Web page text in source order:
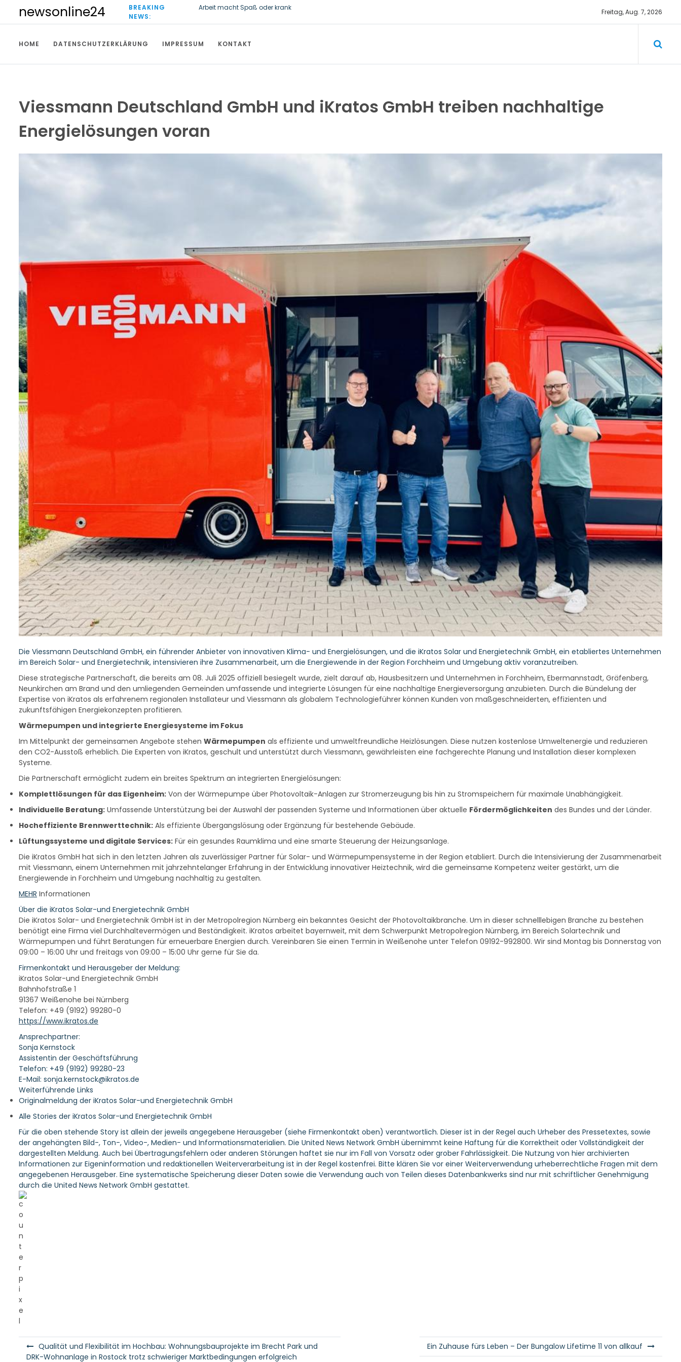
i
newsonline24
BREAKING
NEWS:
Arbeit macht Spaß oder krank
Freiburg
Freitag, Aug. 7, 2026
HOME DATENSCHUTZERKLÄRUNG IMPRESSUM KONTAKT
Viessmann Deutschland GmbH und iKratos GmbH treiben nachhaltige
Energielösungen voran
Die Viessmann Deutschland GmbH, ein führender Anbieter von innovativen Klima- und Energielösungen, und die iKratos Solar und Energietechnik GmbH, ein etabliertes Unternehmen
im Bereich Solar- und Energietechnik, intensivieren ihre Zusammenarbeit, um die Energiewende in der Region Forchheim und Umgebung aktiv voranzutreiben.
Diese strategische Partnerschaft, die bereits am 08. Juli 2025 offiziell besiegelt wurde, zielt darauf ab, Hausbesitzern und Unternehmen in Forchheim, Ebermannstadt, Gräfenberg,
Neunkirchen am Brand und den umliegenden Gemeinden umfassende und integrierte Lösungen für eine nachhaltige Energieversorgung anzubieten. Durch die Bündelung der
Expertise von iKratos als erfahrenem regionalen Installateur und Viessmann als globalem Technologieführer können Kunden von maßgeschneiderten, effizienten und
zukunftsfähigen Energiekonzepten profitieren.
Wärmepumpen und integrierte Energiesysteme im Fokus
Im Mittelpunkt der gemeinsamen Angebote stehen Wärmepumpen als effiziente und umweltfreundliche Heizlösungen. Diese nutzen kostenlose Umweltenergie und reduzieren
den CO2-Ausstoß erheblich. Die Experten von iKratos, geschult und unterstützt durch Viessmann, gewährleisten eine fachgerechte Planung und Installation dieser komplexen
Systeme.
Die Partnerschaft ermöglicht zudem ein breites Spektrum an integrierten Energielösungen:
Komplettlösungen für das Eigenheim: Von der Wärmepumpe über Photovoltaik-Anlagen zur Stromerzeugung bis hin zu Stromspeichern für maximale Unabhängigkeit.
Individuelle Beratung: Umfassende Unterstützung bei der Auswahl der passenden Systeme und Informationen über aktuelle Fördermöglichkeiten des Bundes und der Länder.
Hocheffiziente Brennwerttechnik: Als effiziente Übergangslösung oder Ergänzung für bestehende Gebäude.
Lüftungssysteme und digitale Services: Für ein gesundes Raumklima und eine smarte Steuerung der Heizungsanlage.
Die iKratos GmbH hat sich in den letzten Jahren als zuverlässiger Partner für Solar- und Wärmepumpensysteme in der Region etabliert. Durch die Intensivierung der Zusammenarbeit
mit Viessmann, einem Unternehmen mit jahrzehntelanger Erfahrung in der Entwicklung innovativer Heiztechnik, wird die gemeinsame Kompetenz weiter gestärkt, um die
Energiewende in Forchheim und Umgebung nachhaltig zu gestalten.
MEHR Informationen
Über die iKratos Solar-und Energietechnik GmbH
Die iKratos Solar- und Energietechnik GmbH ist in der Metropolregion Nürnberg ein bekanntes Gesicht der Photovoltaikbranche. Um in dieser schnelllebigen Branche zu bestehen
benötigt eine Firma viel Durchhaltevermögen und Beständigkeit. iKratos arbeitet bayernweit, mit dem Schwerpunkt Metropolregion Nürnberg, im Bereich Solartechnik und
Wärmepumpen und führt Beratungen für erneuerbare Energien durch. Vereinbaren Sie einen Termin in Weißenohe unter Telefon 09192-992800. Wir sind Montag bis Donnerstag von
09:00 – 16:00 Uhr und freitags von 09:00 – 15:00 Uhr gerne für Sie da.
Firmenkontakt und Herausgeber der Meldung:
iKratos Solar-und Energietechnik GmbH
Bahnhofstraße 1
91367 Weißenohe bei Nürnberg
Telefon: +49 (9192) 99280-0
https://www.ikratos.de
Ansprechpartner:
Sonja Kernstock
Assistentin der Geschäftsführung
Telefon: +49 (9192) 99280-23
E-Mail: sonja.kernstock@ikratos.de
Weiterführende Links
Originalmeldung der iKratos Solar-und Energietechnik GmbH
Alle Stories der iKratos Solar-und Energietechnik GmbH
Für die oben stehende Story ist allein der jeweils angegebene Herausgeber (siehe Firmenkontakt oben) verantwortlich. Dieser ist in der Regel auch Urheber des Pressetextes, sowie
der angehängten Bild-, Ton-, Video-, Medien- und Informationsmaterialien. Die United News Network GmbH übernimmt keine Haftung für die Korrektheit oder Vollständigkeit der
dargestellten Meldung. Auch bei Übertragungsfehlern oder anderen Störungen haftet sie nur im Fall von Vorsatz oder grober Fahrlässigkeit. Die Nutzung von hier archivierten
Informationen zur Eigeninformation und redaktionellen Weiterverarbeitung ist in der Regel kostenfrei. Bitte klären Sie vor einer Weiterverwendung urheberrechtliche Fragen mit dem
angegebenen Herausgeber. Eine systematische Speicherung dieser Daten sowie die Verwendung auch von Teilen dieses Datenbankwerks sind nur mit schriftlicher Genehmigung
durch die United News Network GmbH gestattet.
Qualität und Flexibilität im Hochbau: Wohnungsbauprojekte im Brecht Park und
DRK-Wohnanlage in Rostock trotz schwieriger Marktbedingungen erfolgreich
Ein Zuhause fürs Leben – Der Bungalow Lifetime 11 von allkauf